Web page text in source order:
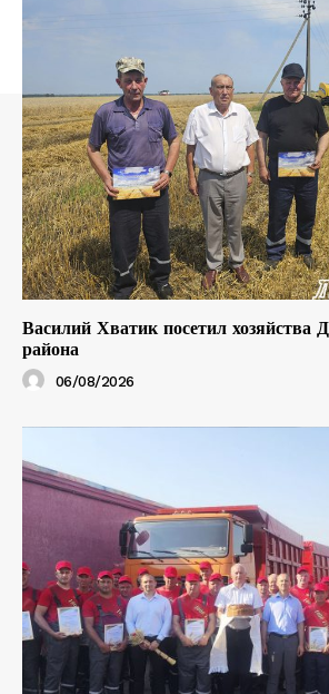
Василий Хватик посетил хозяйства
района
06/08/2026